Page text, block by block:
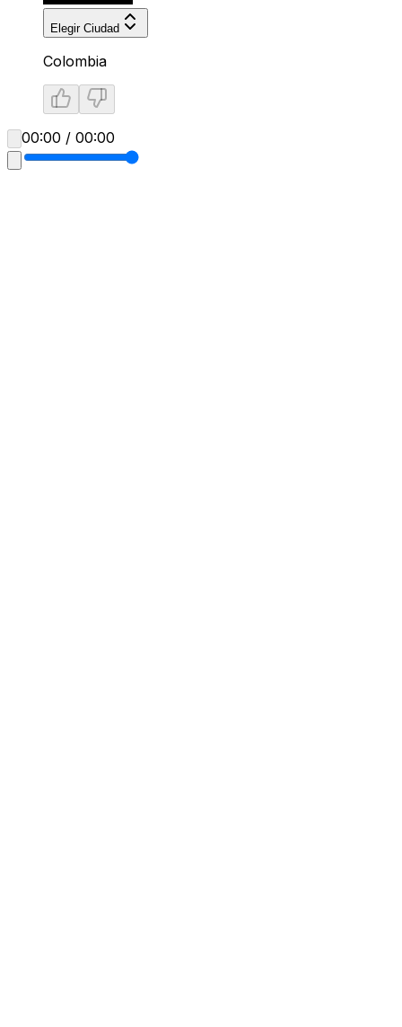
Elegir Ciudad
Colombia
00:00 / 00:00